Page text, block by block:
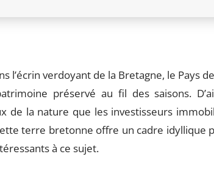
l’écrin verdoyant de la Bretagne, le Pays
préservé au fil des saisons.
de la nature que les investisseurs
terre bretonne offre un cadre idyllique
à ce sujet.